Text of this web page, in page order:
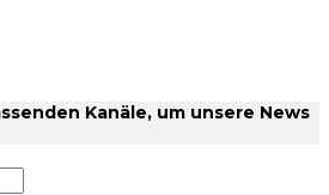
Kanäle, um unsere News